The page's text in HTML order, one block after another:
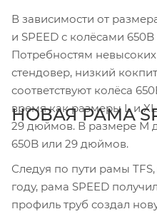
В зависимости от
и SPEED с колёсами
Потребностям
стендовер, низкий
соответствуют колёса
время как размеры L и
29 дюймов. В размере М
650B или 29 дюймов.
НОВАЯ РАМА
Следуя по пути рамы
году, рама SPEED
профиль труб создал